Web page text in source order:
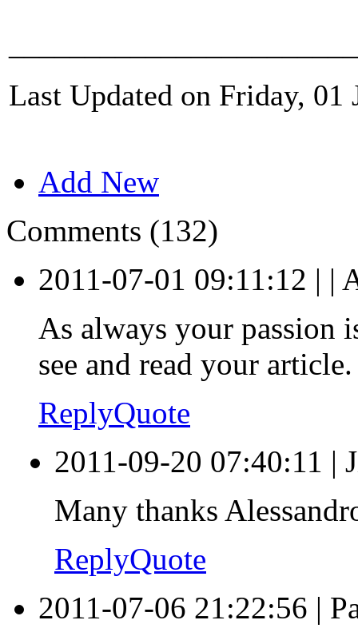
Last Updated on Friday, 01
Add New
Comments (132)
2011-07-01 09:11:12 | |
As always your passion
see and read your article.
ReplyQuote
2011-09-20 07:40:11 |
Many thanks
ReplyQuote
2011-07-06 21:22:56 |